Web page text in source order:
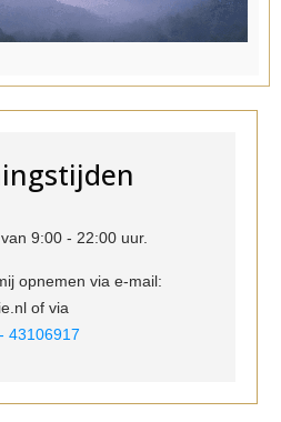
9:00 - 22:00 uur.
opnemen via e-mail:
of via
43106917